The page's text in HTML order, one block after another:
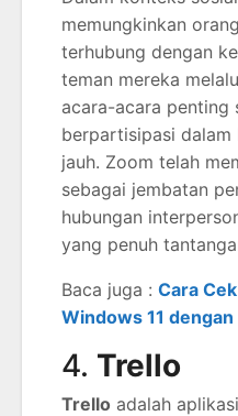
memungkinkan
terhubung dengan
teman mereka
acara-acara penting
berpartisipasi dalam
jauh. Zoom telah
sebagai jembatan
hubungan
yang penuh
Baca juga : Cara
Windows 11 dengan
4. Trello
Trello adalah